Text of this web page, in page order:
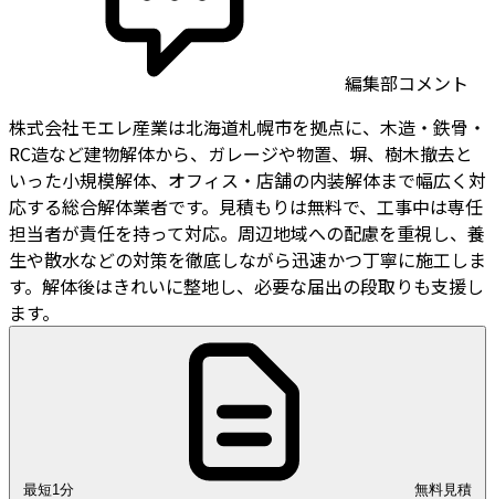
編集部コメント
株式会社モエレ産業は北海道札幌市を拠点に、木造・鉄骨・
RC造など建物解体から、ガレージや物置、塀、樹木撤去と
いった小規模解体、オフィス・店舗の内装解体まで幅広く対
応する総合解体業者です。見積もりは無料で、工事中は専任
担当者が責任を持って対応。周辺地域への配慮を重視し、養
生や散水などの対策を徹底しながら迅速かつ丁寧に施工しま
す。解体後はきれいに整地し、必要な届出の段取りも支援し
ます。
最短1分